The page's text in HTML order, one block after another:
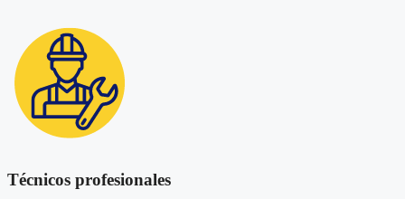
Técnicos profesionales